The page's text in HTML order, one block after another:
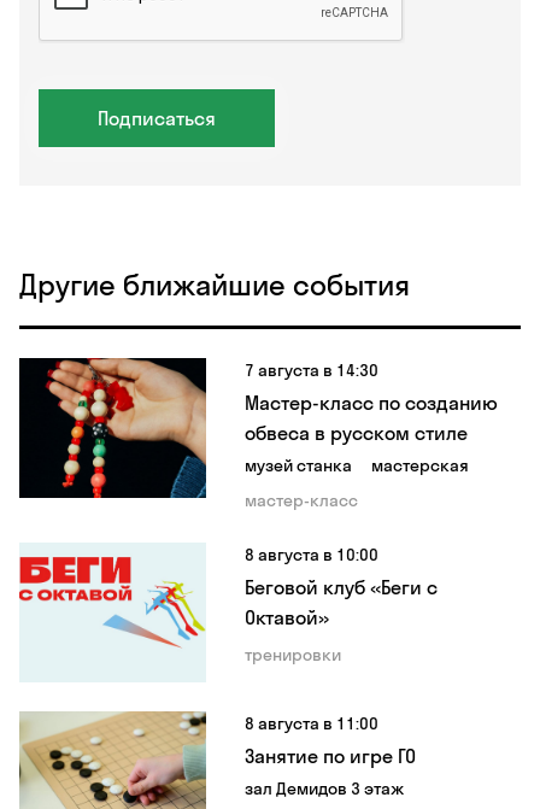
Подписаться
Другие ближайшие события
7 августа в 14:30
Мастер-класс по созданию
обвеса в русском стиле
музей станка
мастерская
мастер-класс
8 августа в 10:00
Беговой клуб «Беги с
Октавой»
тренировки
8 августа в 11:00
Занятие по игре ГО
зал Демидов 3 этаж